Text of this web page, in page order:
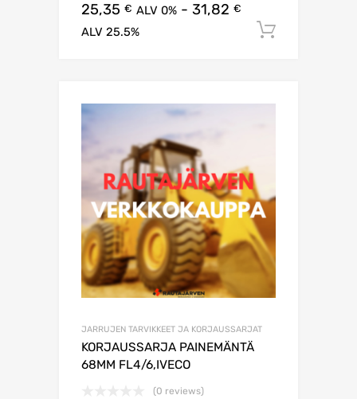
25,35 € ALV 0% - 31,82 €
ALV 25.5%
JARRUJEN TARVIKKEET JA KORJAUSSARJAT
KORJAUSSARJA PAINEMÄNTÄ
68MM FL4/6,IVECO
(0 reviews)